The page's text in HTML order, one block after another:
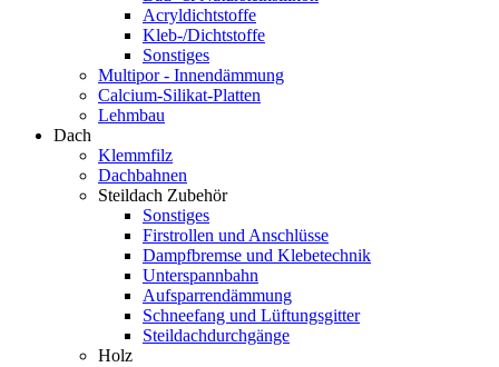
Acryldichtstoffe
Kleb-/Dichtstoffe
Sonstiges
Multipor - Innendämmung
Calcium-Silikat-Platten
Lehmbau
Dach
Klemmfilz
Dachbahnen
Steildach Zubehör
Sonstiges
Firstrollen und Anschlüsse
Dampfbremse und Klebetechnik
Unterspannbahn
Aufsparrendämmung
Schneefang und Lüftungsgitter
Steildachdurchgänge
Holz